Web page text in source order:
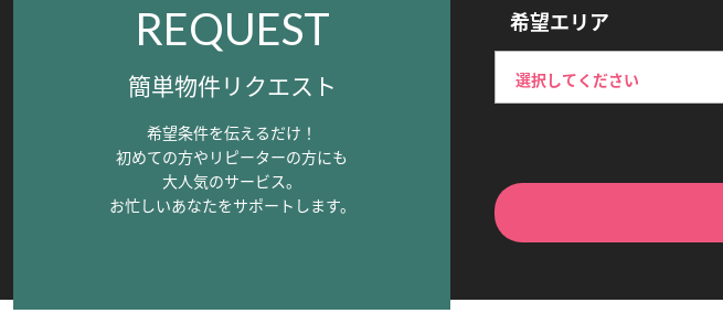
REQUEST
簡単物件リクエスト
希望条件を伝えるだけ！
初めての方やリピーターの方にも
大人気のサービス。
お忙しいあなたをサポートします。
希望エリア